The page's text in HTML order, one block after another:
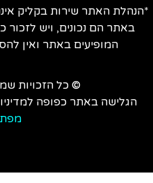
האתר שירות בקליק
באתר הם נכונים, ויש לזכור
המופיעים באתר ואין
© כל הזכויות
הגלישה באתר כפופה
מפת